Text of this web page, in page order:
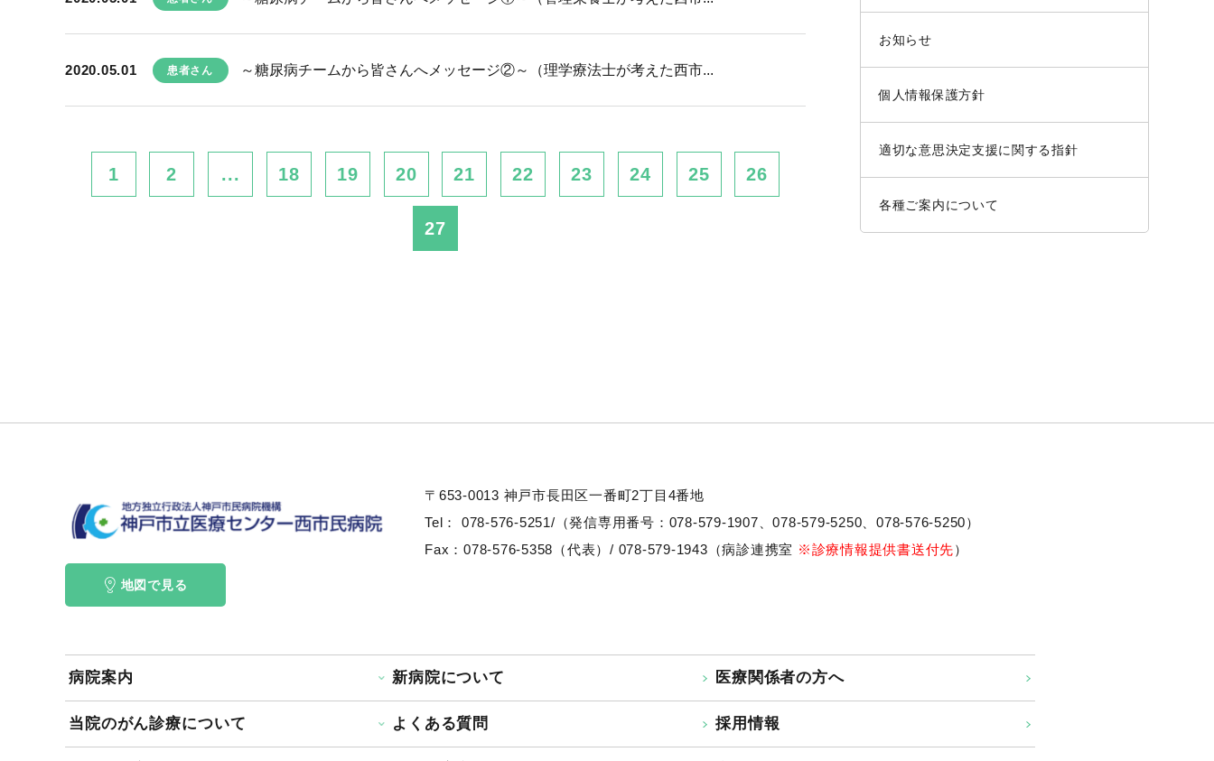
2020.05.01 患者さん ～糖尿病チームから皆さんへメッセージ②～（理学療法士が考えた西市...
1 2 ... 18 19 20 21 22 23 24 25 26
27
お知らせ
個人情報保護方針
適切な意思決定支援に関する指針
各種ご案内について
〒653-0013 神戸市長田区一番町2丁目4番地
Tel：
078-576-5251/（発信専用番号：078-579-1907、078-579-5250、 078-576-5250）
Fax：078-576-5358（代表）/ 078-579-1943（病診連携室 ※診療情報提供書送付先）
地図で見る
病院案内
当院のがん診療について
新病院について
よくある質問
医療関係者の方へ
採用情報